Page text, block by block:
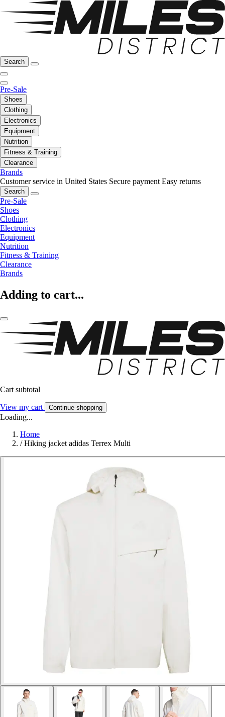
Search
Pre-Sale
Shoes
Clothing
Electronics
Equipment
Nutrition
Fitness & Training
Clearance
Brands
Customer service in United States Secure payment Easy returns
Search
Pre-Sale
Shoes
Clothing
Electronics
Equipment
Nutrition
Fitness & Training
Clearance
Brands
Adding to cart...
Cart subtotal
View my cart Continue shopping
Loading...
Home
/ Hiking jacket adidas Terrex Multi